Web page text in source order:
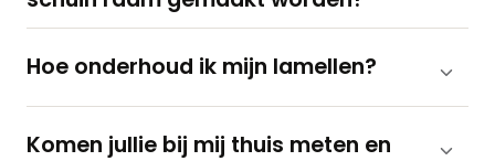
Hoe onderhoud ik mijn lamellen?
Komen jullie bij mij thuis meten en